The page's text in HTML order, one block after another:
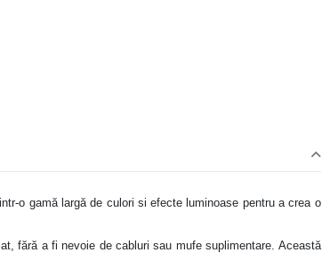
o gamă largă de culori si efecte luminoase pentru a crea o
fără a fi nevoie de cabluri sau mufe suplimentare. Această